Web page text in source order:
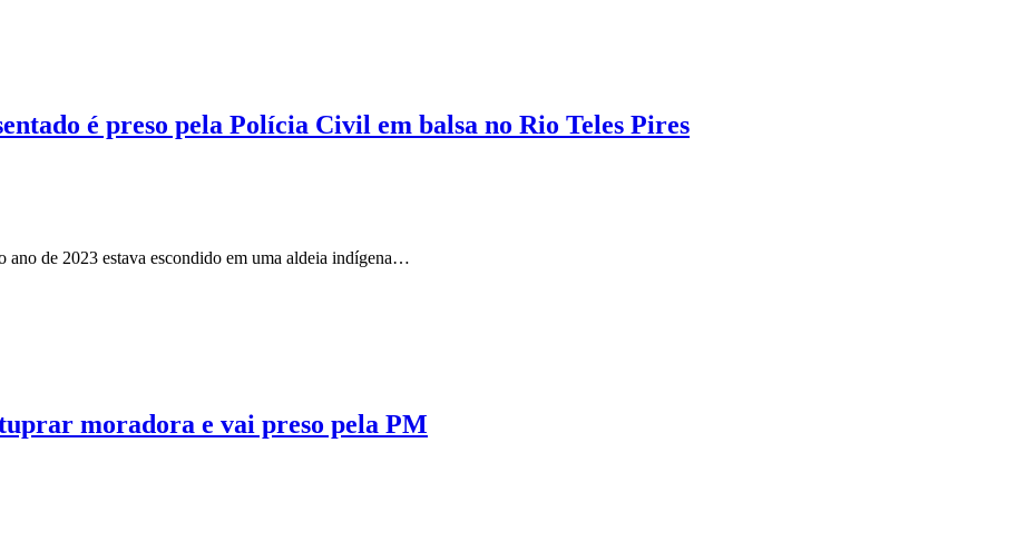
é preso pela Polícia Civil em balsa no Rio Teles Pires
de 2023 estava escondido em uma aldeia indígena…
moradora e vai preso pela PM